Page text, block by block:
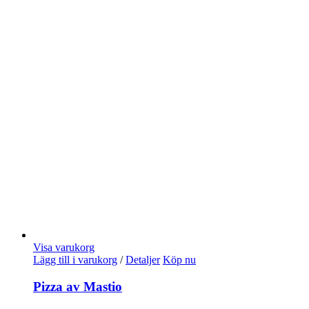
Visa varukorg
Lägg till i varukorg / Detaljer Köp nu
Pizza av Mastio